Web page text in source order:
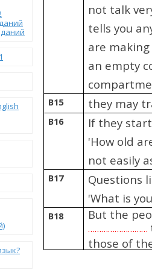
not talk
tells you
are
an empty
B15 they may
B16
If they
'How old
not easily
B17
Questions
'What is
B18 But the
………………………
those of